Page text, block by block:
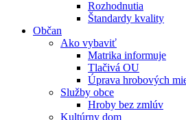
Rozhodnutia
Štandardy kvality
Občan
Ako vybaviť
Matrika informuje
Tlačivá OU
Úprava hrobových
Služby obce
Hroby bez zmlúv
Kultúrny dom